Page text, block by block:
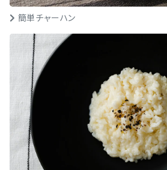
簡単チャーハン